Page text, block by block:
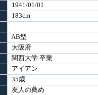
1941/01/01
183cm
AB型
大阪府
関西大学 卒業
アイアン
35歳
友人の薦め